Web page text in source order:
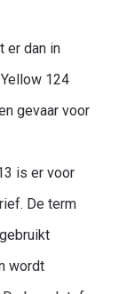
er dan in
124
gevaar voor
is er voor
De term
wordt